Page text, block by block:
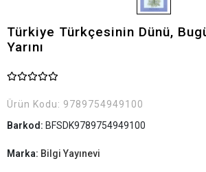
Türkiye Türkçesinin Dünü,
Yarını
Ürün Kodu: 9789754949100
Barkod: BFSDK9789754949100
Marka: Bilgi Yayınevi